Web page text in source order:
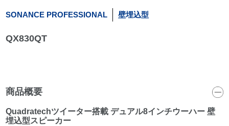
SONANCE PROFESSIONAL 壁埋込型
QX830QT
商品概要
Quadratechツイーター搭載 デュアル8インチウーハー 壁
埋込型スピーカー